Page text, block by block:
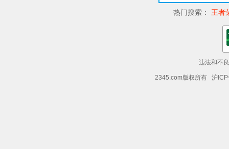
热门搜索： 王者
违法和不
2345.com版权所有 沪